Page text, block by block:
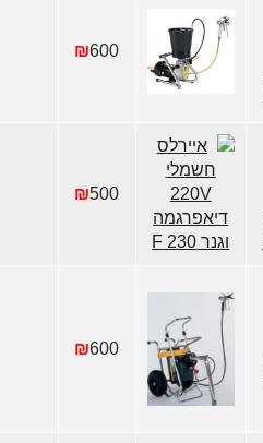
₪600
₪500
₪600